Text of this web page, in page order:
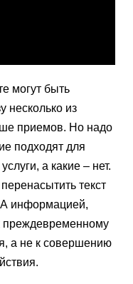
могут быть
несколько из
приемов. Но надо
подходят для
а какие – нет.
текст
информацией,
преждевременному
а не к совершению